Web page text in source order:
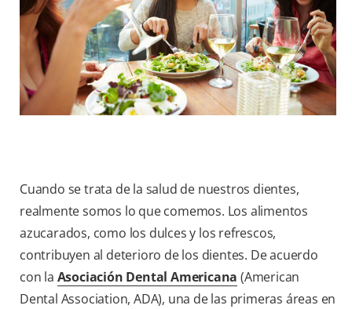
PE (ES)
SUSCRÍBETE
Cuando se trata de la salud de nuestros dientes,
realmente somos lo que comemos. Los alimentos
azucarados, como los dulces y los refrescos,
contribuyen al deterioro de los dientes. De acuerdo
con la Asociación Dental Americana (American
Dental Association, ADA), una de las primeras áreas en